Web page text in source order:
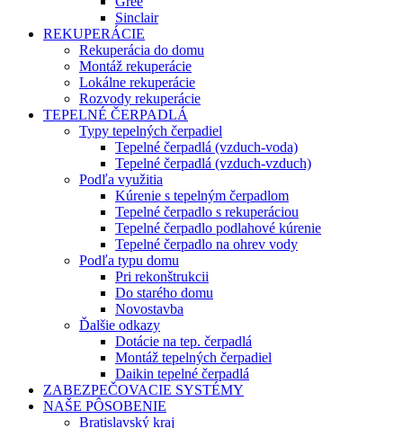
Sinclair
REKUPERÁCIE
Rekuperácia do domu
Montáž rekuperácie
Lokálne rekuperácie
Rozvody rekuperácie
TEPELNÉ ČERPADLÁ
Typy tepelných čerpadiel
Tepelné čerpadlá (vzduch-voda)
Tepelné čerpadlá (vzduch-vzduch)
Podľa využitia
Kúrenie s tepelným čerpadlom
Tepelné čerpadlo s rekuperáciou
Tepelné čerpadlo podlahové kúrenie
Tepelné čerpadlo na ohrev vody
Podľa typu domu
Pri rekonštrukcii
Do starého domu
Novostavba
Ďalšie odkazy
Dotácie na tep. čerpadlá
Montáž tepelných čerpadiel
Daikin tepelné čerpadlá
ZABEZPEČOVACIE SYSTÉMY
NAŠE PÔSOBENIE
Bratislavský kraj